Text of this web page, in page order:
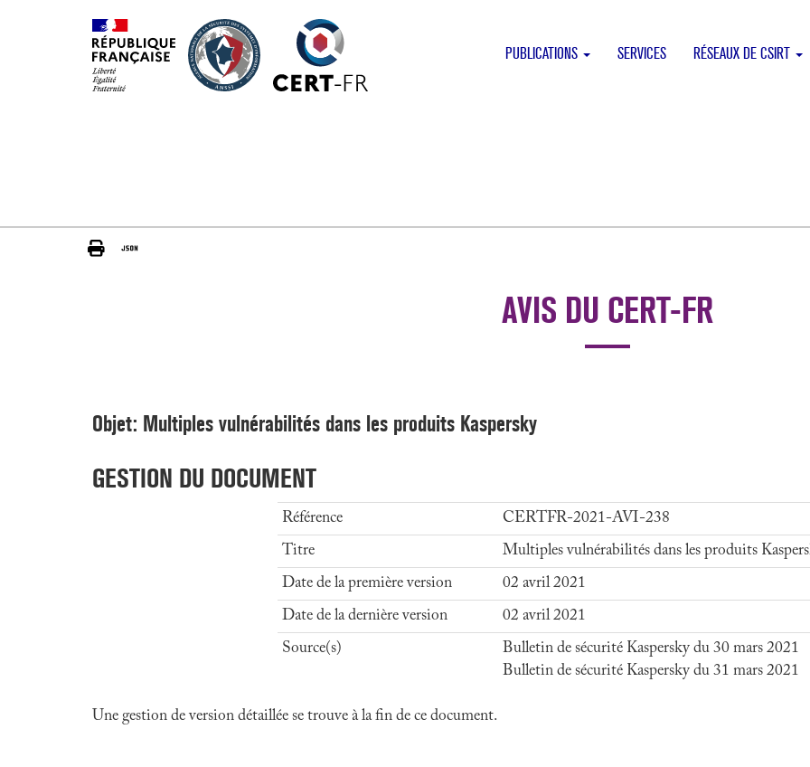
PUBLICATIONS SERVICES RÉSEAUX DE CSIRT
AVIS DU CERT-FR
Objet: Multiples vulnérabilités dans les produits Kaspersky
GESTION DU DOCUMENT
Référence
CERTFR-2021-AVI-238
Titre
Multiples vulnérabilités dans les produits
Date de la première version
02 avril 2021
Date de la dernière version
02 avril 2021
Source(s)
Bulletin de sécurité Kaspersky du 30 mars 2021
Bulletin de sécurité Kaspersky du 31 mars 2021
Une gestion de version détaillée se trouve à la fin de ce document.